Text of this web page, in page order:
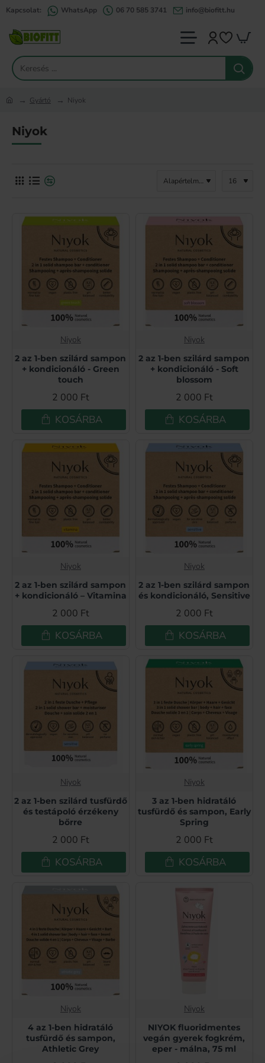
Kapcsolat: WhatsApp 06 70 585 3741 info@biofitt.hu
Keresés
Gyártó Niyok
Niyok
Niyok
2 az 1-ben szilárd sampon
+ kondicionáló - Green
touch
2 000 Ft
KOSÁRBA
Niyok
2 az 1-ben szilárd sampon
+ kondicionáló - Soft
blossom
2 000 Ft
KOSÁRBA
Niyok
2 az 1-ben szilárd sampon
+ kondicionáló – Vitamina
2 000 Ft
KOSÁRBA
Niyok
2 az 1-ben szilárd sampon
és kondicionáló, Sensitive
2 000 Ft
KOSÁRBA
Niyok
2 az 1-ben szilárd tusfürdő
és testápoló érzékeny
bőrre
2 000 Ft
KOSÁRBA
Niyok
3 az 1-ben hidratáló
tusfürdő és sampon, Early
Spring
2 000 Ft
KOSÁRBA
Niyok
4 az 1-ben hidratáló
tusfürdő és sampon,
Athletic Grey
Niyok
NIYOK fluoridmentes
vegán gyerek fogkrém,
eper - málna, 75 ml